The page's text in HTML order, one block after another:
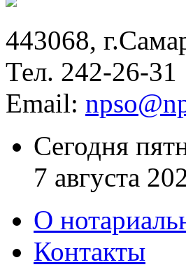
443068,
Тел. 242-26-31
Email:
Сегодня
7 августа
О
Контакты